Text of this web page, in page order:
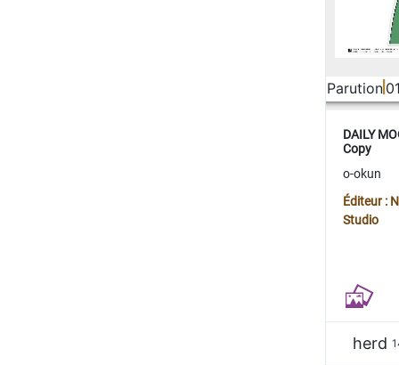
Parution
DAILY
Copy
o-okun
Éditeur :
Studio
herd